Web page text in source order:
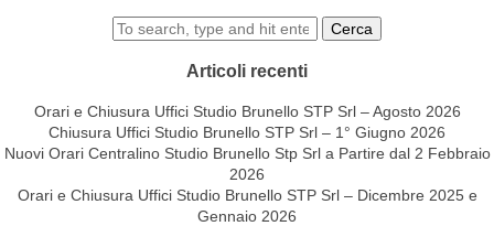
Cerca
Articoli recenti
Orari e Chiusura Uffici Studio Brunello STP Srl – Agosto 2026
Chiusura Uffici Studio Brunello STP Srl – 1° Giugno 2026
Nuovi Orari Centralino Studio Brunello Stp Srl a Partire dal 2 Febbraio
2026
Orari e Chiusura Uffici Studio Brunello STP Srl – Dicembre 2025 e
Gennaio 2026